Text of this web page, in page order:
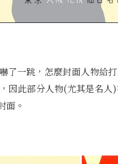
了一跳，怎麼封面人物給
因此部分人物(尤其是名
面。